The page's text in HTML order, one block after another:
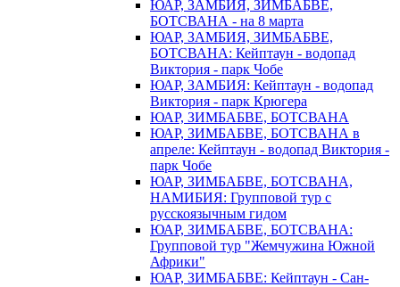
ЮАР, ЗАМБИЯ, ЗИМБАБВЕ,
БОТСВАНА - на 8 марта
ЮАР, ЗАМБИЯ, ЗИМБАБВЕ,
БОТСВАНА: Кейптаун - водопад
Виктория - парк Чобе
ЮАР, ЗАМБИЯ: Кейптаун - водопад
Виктория - парк Крюгера
ЮАР, ЗИМБАБВЕ, БОТСВАНА
ЮАР, ЗИМБАБВЕ, БОТСВАНА в
апреле: Кейптаун - водопад Виктория -
парк Чобе
ЮАР, ЗИМБАБВЕ, БОТСВАНА,
НАМИБИЯ: Групповой тур с
русскоязычным гидом
ЮАР, ЗИМБАБВЕ, БОТСВАНА:
Групповой тур "Жемчужина Южной
Африки"
ЮАР, ЗИМБАБВЕ: Кейптаун - Сан-